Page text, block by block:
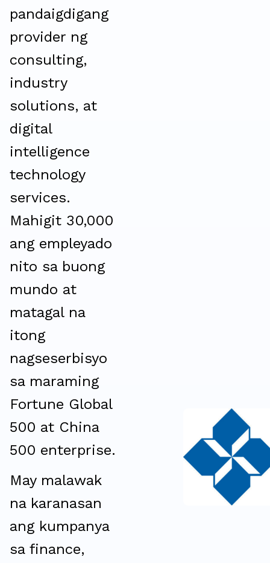
pandaigdigang
provider ng
consulting,
industry
solutions, at
digital
intelligence
technology
services.
Mahigit 30,000
ang empleyado
nito sa buong
mundo at
matagal na
itong
nagseserbisyo
sa maraming
Fortune Global
500 at China
500 enterprise.
May malawak
na karanasan
ang kumpanya
sa finance,